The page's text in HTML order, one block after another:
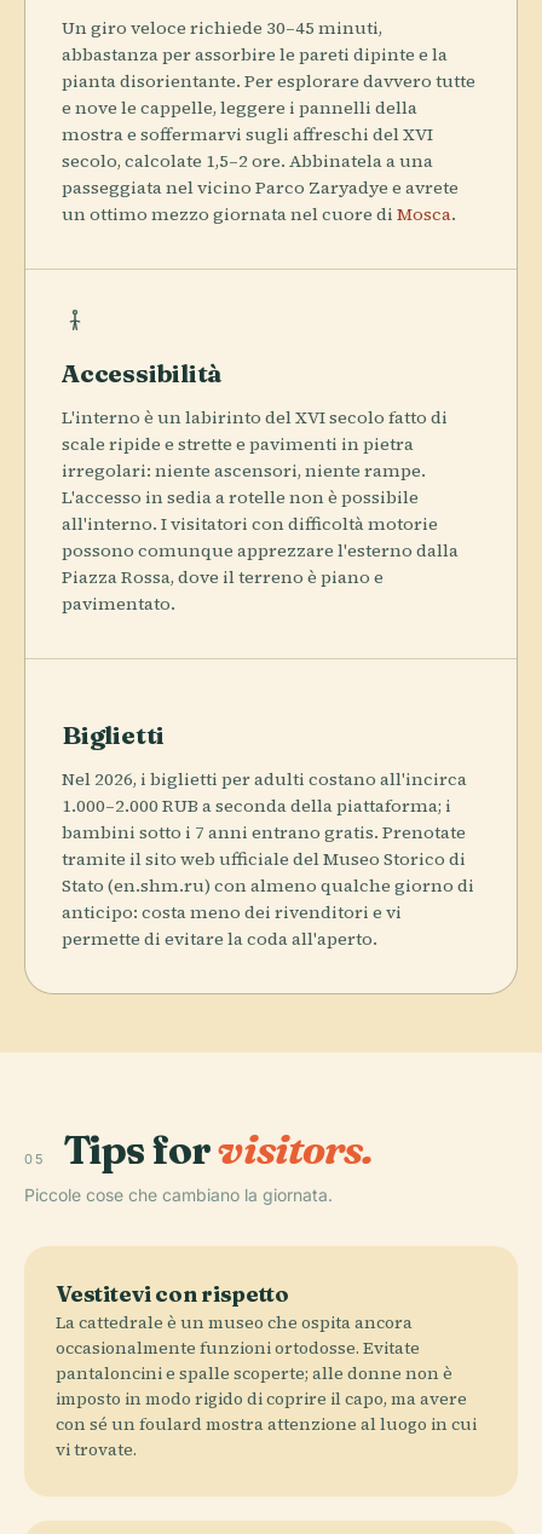
Un giro veloce richiede 30–45 minuti,
abbastanza per assorbire le pareti dipinte e la
pianta disorientante. Per esplorare davvero tutte
e nove le cappelle, leggere i pannelli della
mostra e soffermarvi sugli affreschi del XVI
secolo, calcolate 1,5–2 ore. Abbinatela a una
passeggiata nel vicino Parco Zaryadye e avrete
un ottimo mezzo giornata nel cuore di Mosca.
Accessibilità
L'interno è un labirinto del XVI secolo fatto di
scale ripide e strette e pavimenti in pietra
irregolari: niente ascensori, niente rampe.
L'accesso in sedia a rotelle non è possibile
all'interno. I visitatori con difficoltà motorie
possono comunque apprezzare l'esterno dalla
Piazza Rossa, dove il terreno è piano e
pavimentato.
Biglietti
Nel 2026, i biglietti per adulti costano all'incirca
1.000–2.000 RUB a seconda della piattaforma; i
bambini sotto i 7 anni entrano gratis. Prenotate
tramite il sito web ufficiale del Museo Storico di
Stato (en.shm.ru) con almeno qualche giorno di
anticipo: costa meno dei rivenditori e vi
permette di evitare la coda all'aperto.
05 Tips forvisitors.
Piccole cose che cambiano la giornata.
Vestitevi con rispetto
La cattedrale è un museo che ospita ancora
occasionalmente funzioni ortodosse. Evitate
pantaloncini e spalle scoperte; alle donne non è
imposto in modo rigido di coprire il capo, ma avere
con sé un foulard mostra attenzione al luogo in cui
vi trovate.